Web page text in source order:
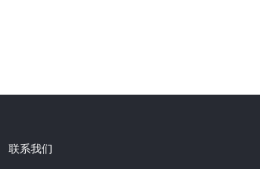
联系我们